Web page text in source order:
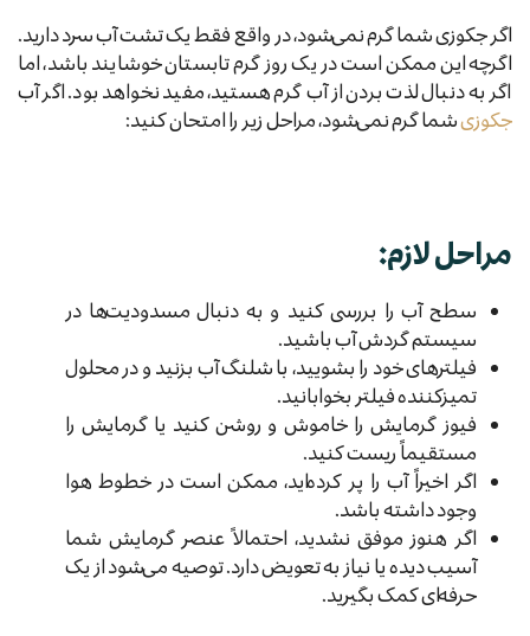
اگر جکوزی شما گرم نمی‌شود، در واقع فقط یک تشت آب سرد دارید.
اگرچه این ممکن است در یک روز گرم تابستان خوشایند باشد، اما
اگر به دنبال لذت بردن از آب گرم هستید، مفید نخواهد بود. اگر آب
جکوزیشما گرم نمی‌شود، مراحل زیر را امتحان کنید:
مراحل لازم:
سطح آب را بررسی کنید و به دنبال مسدودیت‌ها در
سیستم گردش آب باشید.
فیلترهای خود را بشویید، با شلنگ آب بزنید و در محلول
تمیزکننده فیلتر بخوابانید.
فیوز گرمایش را خاموش و روشن کنید یا گرمایش را
مستقیماً ریست کنید.
اگر اخیراً آب را پر کرده‌اید، ممکن است در خطوط هوا
وجود داشته باشد.
اگر هنوز موفق نشدید، احتمالاً عنصر گرمایش شما
آسیب دیده یا نیاز به تعویض دارد. توصیه می‌شود از یک
حرفه‌ای کمک بگیرید.